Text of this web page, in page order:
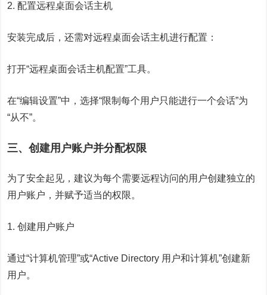
2. 配置远程桌面会话主机
安装完成后，还需对远程桌面会话主机进行配置：
打开“远程桌面会话主机配置”工具。
在“编辑设置”中，选择“限制每个用户只能进行一个会话”为
“从不”。
三、创建用户账户并分配权限
为了安全起见，建议为每个需要远程访问的用户创建独立的
用户账户，并赋予适当的权限。
1. 创建用户账户
通过“计算机管理”或“Active Directory 用户和计算机”创建新
用户。